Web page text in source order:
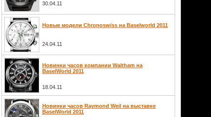
30.04.11
Новые модели Chronoswiss на Baselworld 2011
24.04.11
Новинки часов компании Waltham на
BaselWorld 2011
18.04.11
Новинки часов Raymond Weil на выставке
BaselWorld 2011